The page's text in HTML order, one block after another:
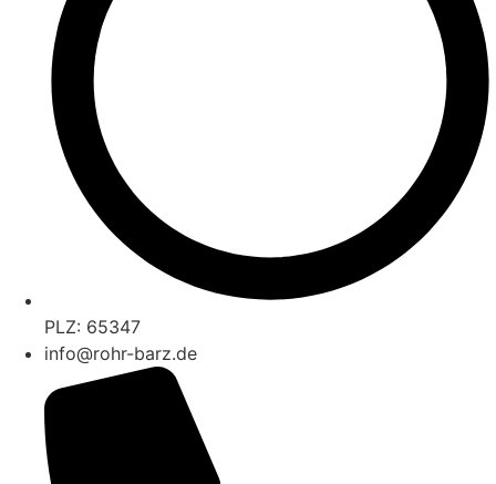
PLZ: 65347
info@rohr-barz.de